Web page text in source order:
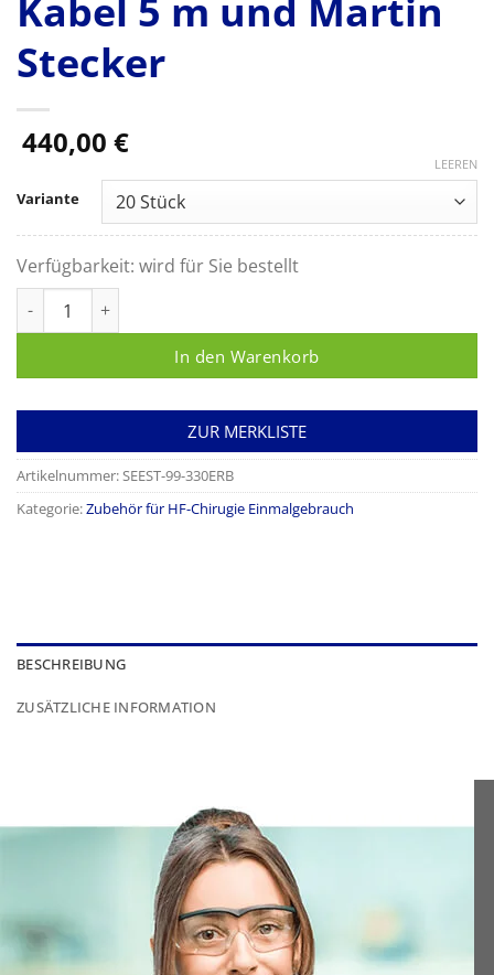
Kabel 5 m und Martin
Stecker
440,00 €
Variante
LEEREN
Verfügbarkeit: wird für Sie bestellt
In den Warenkorb
ZUR MERKLISTE
Artikelnummer:SEEST-99-330ERB
Kategorie:Zubehör für HF-Chirugie Einmalgebrauch
BESCHREIBUNG
ZUSÄTZLICHE INFORMATION